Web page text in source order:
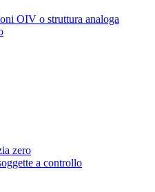
OIV o struttura analoga
zero
a controllo